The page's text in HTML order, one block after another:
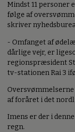
Mindst 11 personer
følge af
skriver
- Omfanget af
dårlige vejr, er
regionspræsident
tv-stationen Rai 3
af foråret i det
Imens er der i
regn.